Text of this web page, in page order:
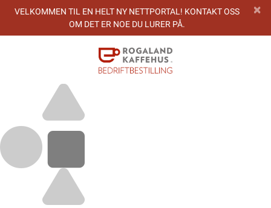
VELKOMMEN TIL EN HELT NY NETTPORTAL! KONTAKT OSS
OM DET ER NOE DU LURER PÅ.